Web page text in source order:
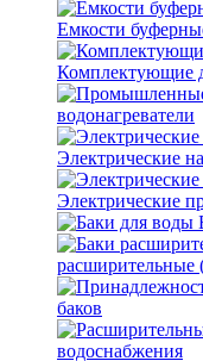
Емкости
Комплектующие
водонагреватели
Электрические
Электрические
расширительные
баков